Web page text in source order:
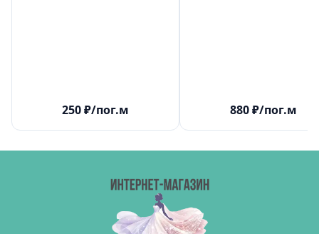
250₽/пог.м 880₽/пог.м